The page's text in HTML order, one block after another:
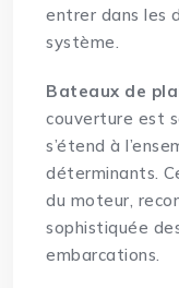
entrer dans les
système.
Bateaux de
couverture est
s’étend à
déterminants.
du moteur,
sophistiquée
embarcations.